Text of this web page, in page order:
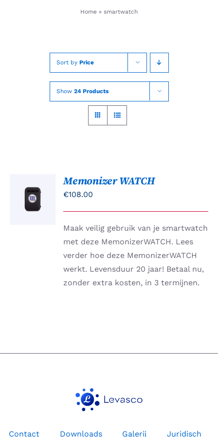
Home » smartwatch
Sort by Price
Show 24 Products
AAN
WINKELWAGEN
/
Memonizer WATCH
€108.00
Maak veilig gebruik van je smartwatch
met deze MemonizerWATCH. Lees
verder hoe deze MemonizerWATCH
werkt. Levensduur 20 jaar! Betaal nu,
zonder extra kosten, in 3 termijnen.
Contact Downloads Galerij Juridisch